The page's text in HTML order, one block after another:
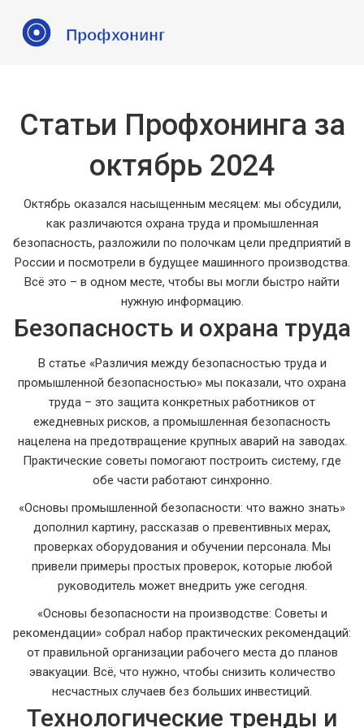
Статьи Профхонинга за
октябрь 2024
Октябрь оказался насыщенным месяцем: мы обсудили,
как различаются охрана труда и промышленная
безопасность, разложили по полочкам цели предприятий в
России и посмотрели в будущее машинного производства.
Всё это – в одном месте, чтобы вы могли быстро найти
нужную информацию.
Безопасность и охрана труда
В статье «Различия между безопасностью труда и
промышленной безопасностью» мы показали, что охрана
труда – это защита конкретных работников от
ежедневных рисков, а промышленная безопасность
нацелена на предотвращение крупных аварий на заводах.
Практические советы помогают построить систему, где
обе части работают синхронно.
«Основы промышленной безопасности: что важно знать»
дополнил картину, рассказав о превентивных мерах,
проверках оборудования и обучении персонала. Мы
привели примеры простых проверок, которые любой
руководитель может внедрить уже сегодня.
«Основы безопасности на производстве: Советы и
рекомендации» собрал набор практических рекомендаций:
от правильной организации рабочего места до планов
эвакуации. Всё, что нужно, чтобы снизить количество
несчастных случаев без больших инвестиций.
Технологические тренды и